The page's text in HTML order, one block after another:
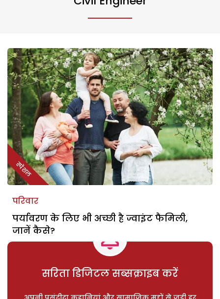
स्पेशल
परिवार
पर्यावरण के लिए भी अच्छी है ज्वाइंट फैमिली,
जानें कैसे?
सरिता डिजिटल सब्सक्राइब करें